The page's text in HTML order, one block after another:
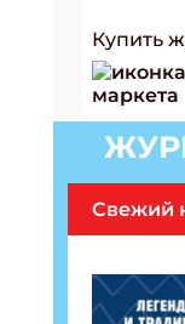
Купить
Свежий